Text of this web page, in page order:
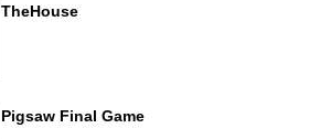
TheHouse
Pigsaw Final Game